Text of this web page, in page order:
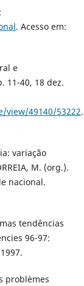
. Acesso em:
e
11-40, 18 dez.
49140/53222.
variação
M. (org.).
nacional.
tendências
96-97:
problèmes